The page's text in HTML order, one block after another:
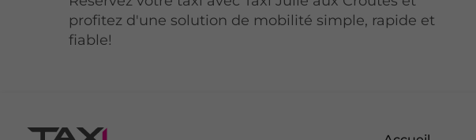
profitez d'une solution de mobilité simple, rapide et
fiable!